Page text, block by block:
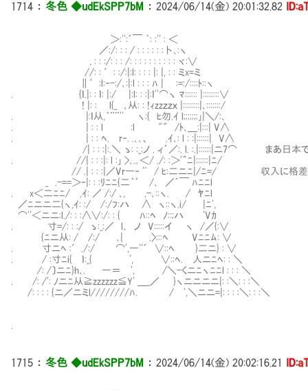
1714 ： 冬色 ◆udEkSPP7bM ： 2024/06/14(金) 20:01:32.82
＞:'':´￣ ｀: :'' : ＜
／:/: : : / : : : : : :卜､:ヽ
, : : :/: : : /: : : : : : : : : : ヾ:∨
//: : ′: :/:|:l: : : : |: |, : : ミx=ミ
∥′:l:‐-:/､:|:l : : : ﾊ | ㍉:=:/::::ﾄ::ヽ
. {ｌ.|: : ｌ: |:/ |:l: : :|:ｌ''⌒ヽ ﾏ:::::: |::::::::∨
! |: : Ⅳl{_ ､从: : !ｨzzｚｚｘ |::::::::|､:::::::/
. |:ｌ从,｀¨¨'' ヽ:{ ﾋ勿.ｲ l;;;;;;;｣|＼/:､
. | : : l :l "" /ﾄ､＿:|:::| V∧
. | : : ﾍ. r‐. .､､、 .ｲ､: l : :|::::::| V∧
/| : : :|:.＼ ゝ: :_:ノ . ィ´／:. l. :.|::::::|ニ7⌒ まあ日本でも都
. //| : : :|: l :｣ >､.｡＜/ ./: :＞'＾ﾆ|::::::|ﾆ/
// .| : : :|／Vr―‐ 'ﾞ / ﾋ:二ニﾆ|/ﾆ=/ 収入に格差がありこ
_ .-==＞‐|: : :ﾘﾆﾆ{二｀´ /､ ／´￣ ﾊﾆﾆl
. x＜二ﾆﾆ/ ,ｲ: ／ /:/ ､, ,-､::ヽ. / ﾔﾆl
／ﾆニニ二{ヽ,ｲ: :/ /:/ﾌ:ハ ∧ ヽ::ヽ.i/ |ﾆ',
⌒''＜ニニ:l./: : :∧∨:/: : { ﾊ::ﾍ ﾉ::;ハ 'Vｶ
. 寸=/: : :/ ゝ:_:／ l､ ノ V:::::イ ヽ /／{:∨
{ﾆニ从: / /:/ ､| .〉:::ﾍ Vﾆﾆﾑ: ∨
. 寸ニﾍ :′./:/ ⌒',―''´ ∨::ﾍ }二ニ} : ∨
. / :寸ﾆi{ ｌ:_{ ', ∨::ﾍ. 人ニﾆﾍ: : ＼
/: /〕ニﾆ}h､. ―＝ ', /＼-くニﾆヽﾆﾆl : : : ＼
. /: /': ﾉニﾆ从≧zzzzzz≦Y' ＿_／ }ヽニニニニ|: :＼: : :＼
/: : : : {ニ／ニミl////////ﾊ. / ',＼ニニ=|: : : :＼: : :＼
1715 ： 冬色 ◆udEkSPP7bM ： 2024/06/14(金) 20:02:16.21